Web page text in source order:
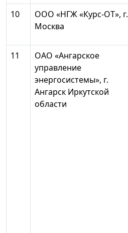
10
ООО «НГЖ «Курс-ОТ», г.
Москва
11
ОАО «Ангарское
управление
энергосистемы», г.
Ангарск Иркутской
области